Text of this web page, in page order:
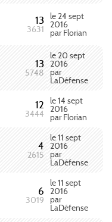
13
3631
le 24 sept
2016
par Florian
13
5748
le 20 sept
2016
par
LaDéfense
12
3444
le 14 sept
2016
par Florian
4
2615
le 11 sept
2016
par
LaDéfense
6
3019
le 11 sept
2016
par
LaDéfense